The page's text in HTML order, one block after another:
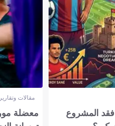
فقد المشروع
مقالات
معضلة